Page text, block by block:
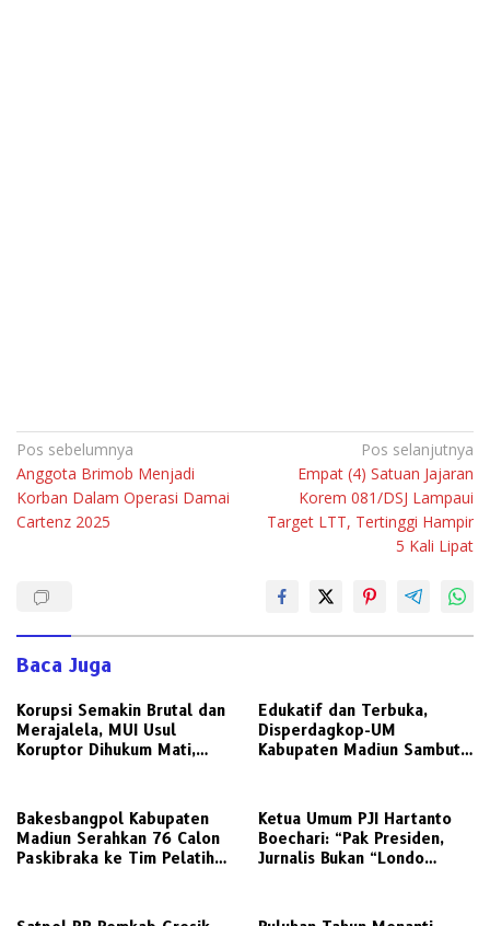
Navigasi
pos
Pos sebelumnya
Anggota Brimob Menjadi
Korban Dalam Operasi Damai
Cartenz 2025
Pos selanjutnya
Empat (4) Satuan Jajaran
Korem 081/DSJ Lampaui
Target LTT, Tertinggi Hampir
5 Kali Lipat
Baca Juga
Korupsi Semakin Brutal dan
Merajalela, MUI Usul
Koruptor Dihukum Mati,
Edukatif dan Terbuka,
Disperdagkop-UM
Kabupaten Madiun Sambut
Regulasi Koperasi
Bakesbangpol Kabupaten
Madiun Serahkan 76 Calon
Paskibraka ke Tim Pelatih
Ketua Umum PJI Hartanto
Boechari: “Pak Presiden,
Jurnalis Bukan “Londo